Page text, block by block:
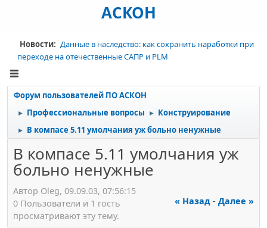
АСКОН
Новости: Данные в наследство: как сохранить наработки при
переходе на отечественные САПР и PLM
Форум пользователей ПО АСКОН
► Профессиональные вопросы ► Конструирование
► В компасе 5.11 умолчания уж больно ненужные
В компасе 5.11 умолчания уж
больно ненужные
Автор Oleg, 09.09.03, 07:56:15
« Назад - Далее »
0 Пользователи и 1 гость
просматривают эту тему.